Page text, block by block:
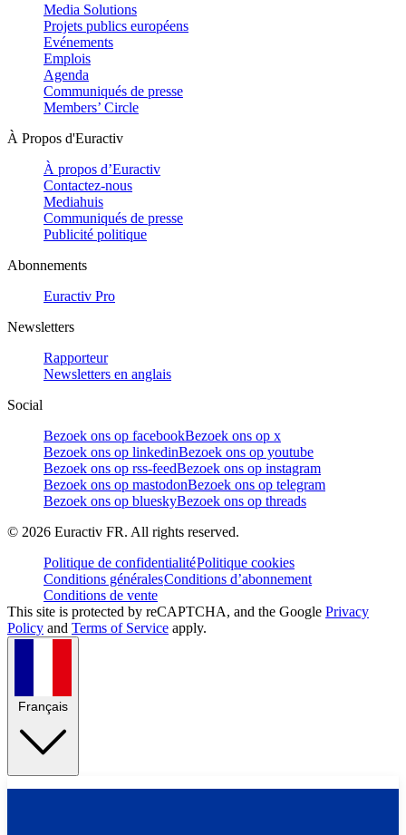
Media Solutions
Projets publics européens
Evénements
Emplois
Agenda
Communiqués de presse
Members’ Circle
À Propos d'Euractiv
À propos d’Euractiv
Contactez-nous
Mediahuis
Communiqués de presse
Publicité politique
Abonnements
Euractiv Pro
Newsletters
Rapporteur
Newsletters en anglais
Social
Bezoek ons op facebookBezoek ons op x
Bezoek ons op linkedinBezoek ons op youtube
Bezoek ons op rss-feedBezoek ons op instagram
Bezoek ons op mastodonBezoek ons op telegram
Bezoek ons op blueskyBezoek ons op threads
© 2026 Euractiv FR. All rights reserved.
Politique de confidentialitéPolitique cookies
Conditions généralesConditions d’abonnement
Conditions de vente
This site is protected by reCAPTCHA, and the Google Privacy
Policy and Terms of Service apply.
Français